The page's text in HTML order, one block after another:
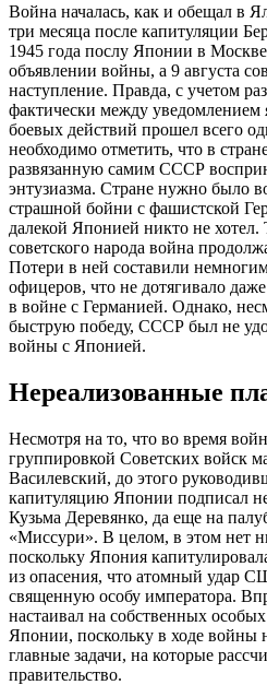
Война началась, как и обещал в
три месяца после капитуляции
1945 года послу Японии в
объявлении войны, а 9 августа
наступление. Правда, с учетом
фактически между уведомлением
боевых действий прошел всего
необходимо отметить, что в
развязанную самим СССР
энтузиазма. Стране нужно было
страшной бойни с фашистской
далекой Японией никто не хотел.
советского народа война
Потери в ней составили
офицеров, что не дотягивало
в войне с Германией. Однако,
быструю победу, СССР был не
войны с Японией.
Нереализованные
Несмотря на то, что во время
группировкой Советских войск
Василевский, до этого
капитуляцию Японии подписал
Кузьма Деревянко, да еще на
«Миссури». В целом, в этом нет
поскольку Япония
из опасения, что атомный удар
священную особу императора.
настаивал на собственных
Японии, поскольку в ходе войны
главные задачи, на которые
правительство.